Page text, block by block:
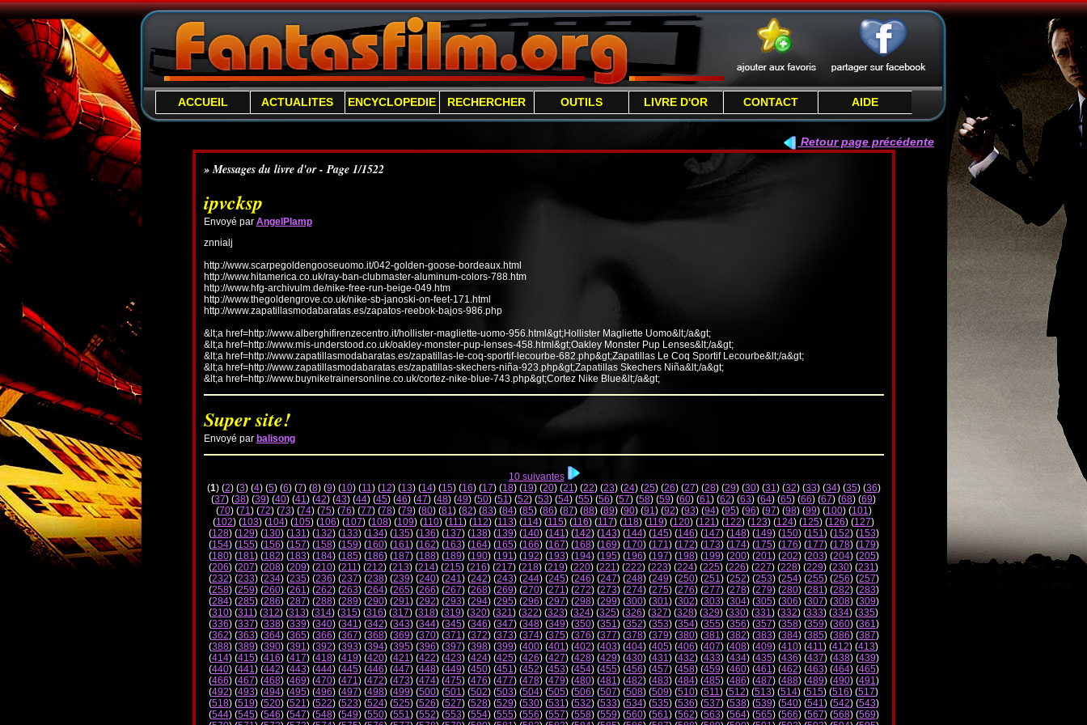
ACCUEIL ACTUALITES ENCYCLOPEDIE RECHERCHER OUTILS LIVRE D'OR CONTACT AIDE
Retour page précédente
» Messages du livre d'or - Page 1/1522
ipvcksp
Envoyé par AngelPlamp
znnialj
http://www.scarpegoldengooseuomo.it/042-golden-goose-bordeaux.html
http://www.hitamerica.co.uk/ray-ban-clubmaster-aluminum-colors-788.htm
http://www.hfg-archivulm.de/nike-free-run-beige-049.htm
http://www.thegoldengrove.co.uk/nike-sb-janoski-on-feet-171.html
http://www.zapatillasmodabaratas.es/zapatos-reebok-bajos-986.php
&lt;a href=http://www.alberghifirenzecentro.it/hollister-magliette-uomo-956.html&gt;Hollister Magliette Uomo&lt;/a&gt;
&lt;a href=http://www.mis-understood.co.uk/oakley-monster-pup-lenses-458.html&gt;Oakley Monster Pup Lenses&lt;/a&gt;
&lt;a href=http://www.zapatillasmodabaratas.es/zapatillas-le-coq-sportif-lecourbe-682.php&gt;Zapatillas Le Coq Sportif Lecourbe&lt;/a&gt;
&lt;a href=http://www.zapatillasmodabaratas.es/zapatillas-skechers-niña-923.php&gt;Zapatillas Skechers Niña&lt;/a&gt;
&lt;a href=http://www.buyniketrainersonline.co.uk/cortez-nike-blue-743.php&gt;Cortez Nike Blue&lt;/a&gt;
Super site!
Envoyé par balisong
10 suivantes
(1) (2) (3) (4) (5) (6) (7) (8) (9) (10) (11) (12) (13) (14) (15) (16) (17) (18) (19) (20) (21) (22) (23) (24) (25) (26) (27) (28) (29) (30) (31) (32) (33) (34) (35) (36)
(37) (38) (39) (40) (41) (42) (43) (44) (45) (46) (47) (48) (49) (50) (51) (52) (53) (54) (55) (56) (57) (58) (59) (60) (61) (62) (63) (64) (65) (66) (67) (68) (69)
(70) (71) (72) (73) (74) (75) (76) (77) (78) (79) (80) (81) (82) (83) (84) (85) (86) (87) (88) (89) (90) (91) (92) (93) (94) (95) (96) (97) (98) (99) (100) (101)
(102) (103) (104) (105) (106) (107) (108) (109) (110) (111) (112) (113) (114) (115) (116) (117) (118) (119) (120) (121) (122) (123) (124) (125) (126) (127)
(128) (129) (130) (131) (132) (133) (134) (135) (136) (137) (138) (139) (140) (141) (142) (143) (144) (145) (146) (147) (148) (149) (150) (151) (152) (153)
(154) (155) (156) (157) (158) (159) (160) (161) (162) (163) (164) (165) (166) (167) (168) (169) (170) (171) (172) (173) (174) (175) (176) (177) (178) (179)
(180) (181) (182) (183) (184) (185) (186) (187) (188) (189) (190) (191) (192) (193) (194) (195) (196) (197) (198) (199) (200) (201) (202) (203) (204) (205)
(206) (207) (208) (209) (210) (211) (212) (213) (214) (215) (216) (217) (218) (219) (220) (221) (222) (223) (224) (225) (226) (227) (228) (229) (230) (231)
(232) (233) (234) (235) (236) (237) (238) (239) (240) (241) (242) (243) (244) (245) (246) (247) (248) (249) (250) (251) (252) (253) (254) (255) (256) (257)
(258) (259) (260) (261) (262) (263) (264) (265) (266) (267) (268) (269) (270) (271) (272) (273) (274) (275) (276) (277) (278) (279) (280) (281) (282) (283)
(284) (285) (286) (287) (288) (289) (290) (291) (292) (293) (294) (295) (296) (297) (298) (299) (300) (301) (302) (303) (304) (305) (306) (307) (308) (309)
(310) (311) (312) (313) (314) (315) (316) (317) (318) (319) (320) (321) (322) (323) (324) (325) (326) (327) (328) (329) (330) (331) (332) (333) (334) (335)
(336) (337) (338) (339) (340) (341) (342) (343) (344) (345) (346) (347) (348) (349) (350) (351) (352) (353) (354) (355) (356) (357) (358) (359) (360) (361)
(362) (363) (364) (365) (366) (367) (368) (369) (370) (371) (372) (373) (374) (375) (376) (377) (378) (379) (380) (381) (382) (383) (384) (385) (386) (387)
(388) (389) (390) (391) (392) (393) (394) (395) (396) (397) (398) (399) (400) (401) (402) (403) (404) (405) (406) (407) (408) (409) (410) (411) (412) (413)
(414) (415) (416) (417) (418) (419) (420) (421) (422) (423) (424) (425) (426) (427) (428) (429) (430) (431) (432) (433) (434) (435) (436) (437) (438) (439)
(440) (441) (442) (443) (444) (445) (446) (447) (448) (449) (450) (451) (452) (453) (454) (455) (456) (457) (458) (459) (460) (461) (462) (463) (464) (465)
(466) (467) (468) (469) (470) (471) (472) (473) (474) (475) (476) (477) (478) (479) (480) (481) (482) (483) (484) (485) (486) (487) (488) (489) (490) (491)
(492) (493) (494) (495) (496) (497) (498) (499) (500) (501) (502) (503) (504) (505) (506) (507) (508) (509) (510) (511) (512) (513) (514) (515) (516) (517)
(518) (519) (520) (521) (522) (523) (524) (525) (526) (527) (528) (529) (530) (531) (532) (533) (534) (535) (536) (537) (538) (539) (540) (541) (542) (543)
(544) (545) (546) (547) (548) (549) (550) (551) (552) (553) (554) (555) (556) (557) (558) (559) (560) (561) (562) (563) (564) (565) (566) (567) (568) (569)